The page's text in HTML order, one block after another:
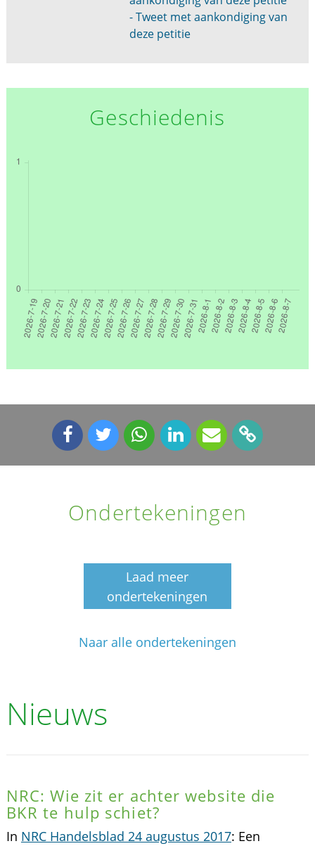
- Tweet met aankondiging van
deze petitie
Geschiedenis
Ondertekeningen
Laad meer
ondertekeningen
Naar alle ondertekeningen
Nieuws
NRC: Wie zit er achter website die
BKR te hulp schiet?
In NRC Handelsblad 24 augustus 2017: Een